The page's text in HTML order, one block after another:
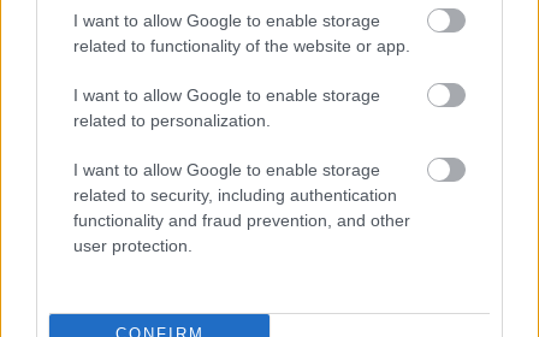
I want to allow Google to enable storage
related to functionality of the website or app.
I want to allow Google to enable storage
related to personalization.
I want to allow Google to enable storage
related to security, including authentication
functionality and fraud prevention, and other
user protection.
Μια σπάνια, ακτίδα φωτός, σε αυτούς τους
δύσκολους καιρούς, συνιστά το πλήθος δημόσιων
και ιδιωτικών οργανισμών που βγαίνουν μπροστά,
, δήλωσε ο
Πρόεδρος του ΙΣΝ, Ανδρέας Δρακόπουλος. «Όλοι
μας στο ΙΣΝ, θεωρούμε υποχρέωσή μας να
κάνουμε ό,τι μπορούμε για να συμβάλουμε σε
περιορίσουμε τις συνέπειες του COVID-19, καθώς